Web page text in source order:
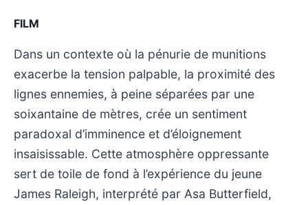
FILM
Dans un contexte où la pénurie de munitions
exacerbe la tension palpable, la proximité des
lignes ennemies, à peine séparées par une
soixantaine de mètres, crée un sentiment
paradoxal d’imminence et d’éloignement
insaisissable. Cette atmosphère oppressante
sert de toile de fond à l’expérience du jeune
James Raleigh, interprété par Asa Butterfield,